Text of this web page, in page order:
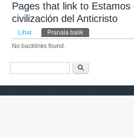
Pages that link to
civilización del Anticristo
Tab primer
Lihat Pranala balik
No backlinks found.
Form pencarian